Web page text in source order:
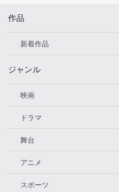
作品
新着作品
ジャンル
映画
ドラマ
舞台
アニメ
スポーツ